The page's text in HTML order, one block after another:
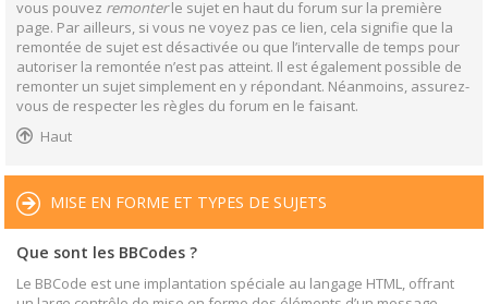
vous pouvez remonterle sujet en haut du forum sur la première
page. Par ailleurs, si vous ne voyez pas ce lien, cela signifie que la
remontée de sujet est désactivée ou que l’intervalle de temps pour
autoriser la remontée n’est pas atteint. Il est également possible de
remonter un sujet simplement en y répondant. Néanmoins, assurez-
vous de respecter les règles du forum en le faisant.
Haut
MISE EN FORME ET TYPES DE SUJETS
Que sont les BBCodes ?
Le BBCode est une implantation spéciale au langage HTML, offrant